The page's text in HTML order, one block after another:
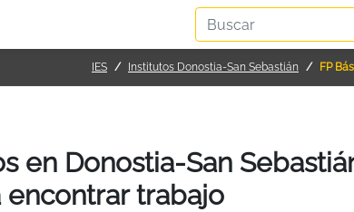
IES Institutos Donostia-San Sebastián FP
en Donostia-San
encontrar trabajo